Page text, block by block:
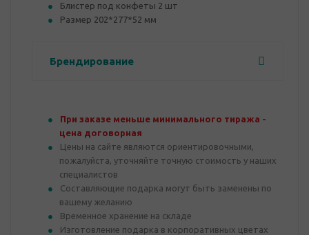
Блистер под конфеты 2 шт
Размер 202*277*52 мм
Брендирование
При заказе меньше минимального тиража -
цена договорная
Цены на сайте являются ориентировочными,
пожалуйста, уточняйте точную стоимость у наших
специалистов
Составляющие подарка могут быть заменены по
вашему желанию
Временное хранение на складе
Изготовление подарка в корпоративных цветах